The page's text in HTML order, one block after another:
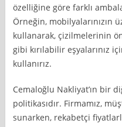
özelliğine göre farklı
Örneğin, mobilyalarınızın
kullanarak, çizilmelerinin
gibi kırılabilir eşyalarınız
kullanırız.
Cemaloğlu Nakliyat’ın bir
politikasıdır. Firmamız,
sunarken, rekabetçi